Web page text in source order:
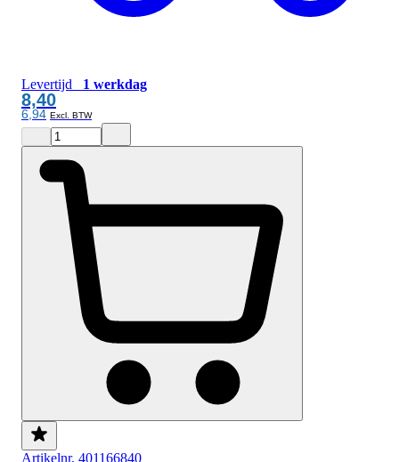
Levertijd 1 werkdag
8,40
6,94
Artikelnr. 401166840